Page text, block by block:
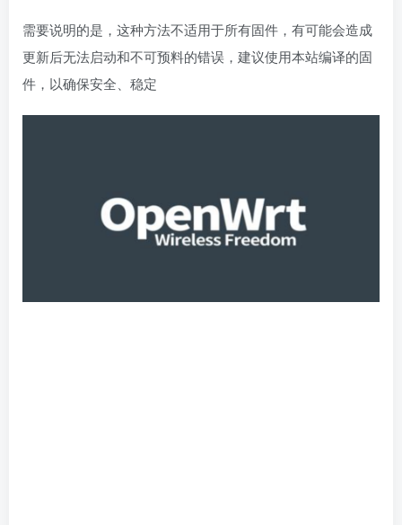
需要说明的是，这种方法不适用于所有固件，有可能会造成
更新后无法启动和不可预料的错误，建议使用本站编译的固
件，以确保安全、稳定